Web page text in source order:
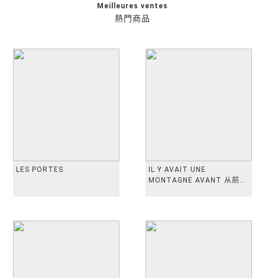
熱門商品
Meilleures ventes
LES PORTES
IL Y AVAIT UNE
MONTAGNE AVANT 从前有